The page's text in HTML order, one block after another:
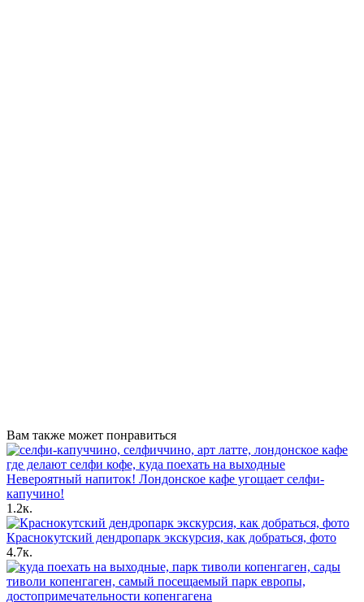
Вам также может понравиться
Невероятный напиток! Лондонское кафе угощает селфи-
капучино!
1.2к.
Краснокутский дендропарк экскурсия, как добраться, фото
4.7к.